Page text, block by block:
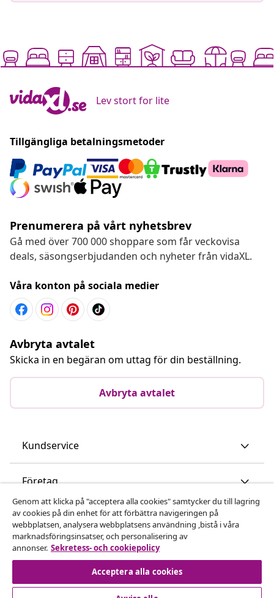
Lev stort for lite
Tillgängliga betalningsmetoder
Prenumerera på vårt nyhetsbrev
Gå med över 700 000 shoppare som får veckovisa
deals, säsongserbjudanden och nyheter från vidaXL.
Våra konton på sociala medier
Avbryta avtalet
Skicka in en begäran om uttag för din beställning.
Avbryta avtalet
Kundservice
Företag
vidaXL
Upptäck mer
Genom att klicka på "acceptera alla cookies" samtycker du till lagring
av cookies på din enhet för att förbättra navigeringen på
webbplatsen, analysera webbplatsens användning ,bistå i våra
marknadsföringsinsatser, och personalisering av
annonser. Sekretess- och cookiepolicy
Acceptera alla cookies